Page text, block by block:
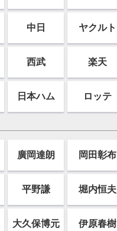
中日 ヤクルト
西武 楽天
日本ハム ロッテ
廣岡達朗 岡田彰布
平野謙 堀内恒夫
大久保博元 伊原春樹